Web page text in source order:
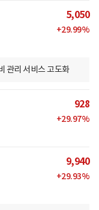
5,050
+29.99%
관리 서비스 고도화
928
+29.97%
9,940
+29.93%